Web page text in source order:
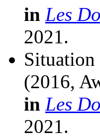
in Les
2021.
Situation
(2016,
in Les
2021.